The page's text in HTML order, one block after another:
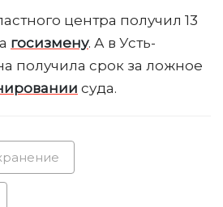
центра получил 13
госизмену. А в Усть-
получила срок за ложное
суда.